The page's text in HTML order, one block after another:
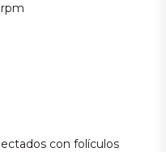
con folículos